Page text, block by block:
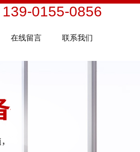
139-0155-0856
在线留言 联系我们